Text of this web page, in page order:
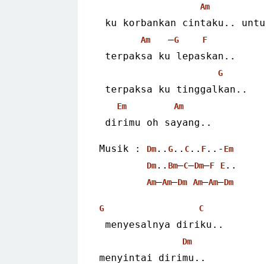
Am
ku korbankan cintaku..
Am
   –
G F
terpaksa ku lepaskan..
G
terpaksa ku tinggalkan..
Em Am
dirimu oh sayang..
Musik : Dm.. G.. C.. F..- Em
Dm.. Bm–C–Dm–F E..
Am–Am–Dm Am–Am–Dm
G C
menyesalnya diriku..
Dm
menyintai dirimu..